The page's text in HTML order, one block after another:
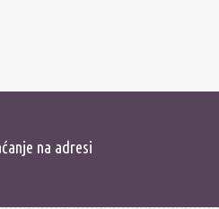
na adresi